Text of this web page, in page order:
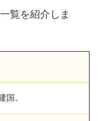
覧を紹介しま
国。